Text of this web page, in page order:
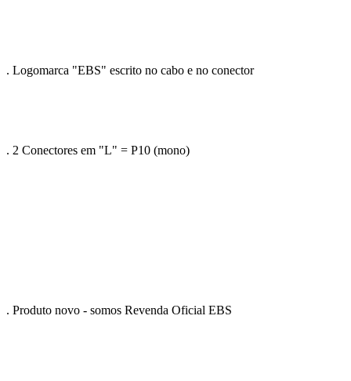
. Logomarca "EBS" escrito no cabo e no conector
. 2 Conectores em "L" = P10 (mono)
. Produto novo - somos Revenda Oficial EBS